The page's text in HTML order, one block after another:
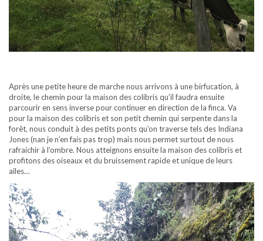
Après une petite heure de marche nous arrivons à une birfucation, à
droite, le chemin pour la maison des colibris qu’il faudra ensuite
parcourir en sens inverse pour continuer en direction de la finca. Va
pour la maison des colibris et son petit chemin qui serpente dans la
forêt, nous conduit à des petits ponts qu’on traverse tels des Indiana
Jones (nan je n’en fais pas trop) mais nous permet surtout de nous
rafraichir à l’ombre. Nous atteignons ensuite la maison des colibris et
profitons des oiseaux et du bruissement rapide et unique de leurs
ailes…